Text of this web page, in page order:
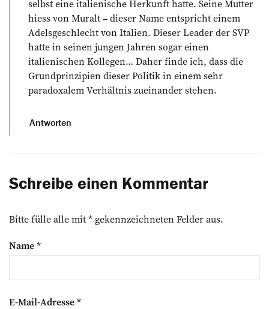
selbst eine italienische Herkunft hatte. Seine Mutter
hiess von Muralt – dieser Name entspricht einem
Adelsgeschlecht von Italien. Dieser Leader der SVP
hatte in seinen jungen Jahren sogar einen
italienischen Kollegen… Daher finde ich, dass die
Grundprinzipien dieser Politik in einem sehr
paradoxalem Verhältnis zueinander stehen.
Antworten
Schreibe einen Kommentar
Bitte fülle alle mit * gekennzeichneten Felder aus.
Name*
E-Mail-Adresse*